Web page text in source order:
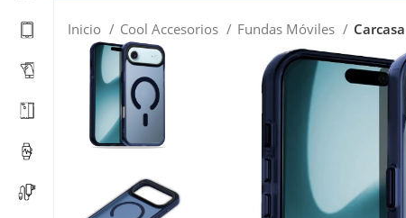
Inicio Cool Accesorios Fundas Móviles